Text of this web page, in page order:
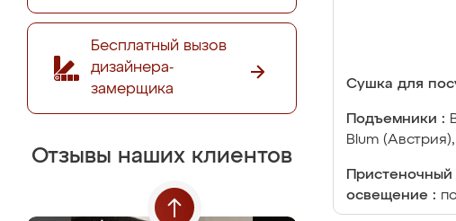
Бесплатный вызов
дизайнера-
замерщика
Отзывы наших клиентов
Сушка для
Подъемники :
Blum
Пристеночный
освещение :